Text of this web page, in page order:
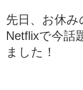
先日、お休み
Netflixで今話
ました！